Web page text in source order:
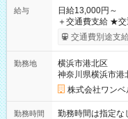
給与
日給13,000円～
＋交通費支給 ★交通費全額支給！ ┗案件により規定あり ★日払
いOK！（規定あ
ンビニATMから 日払い
交通費別途支
勤務地
横浜市港北区
神奈川県横浜市港
株式会社ワンベ
勤務時間
勤務時間は指定な